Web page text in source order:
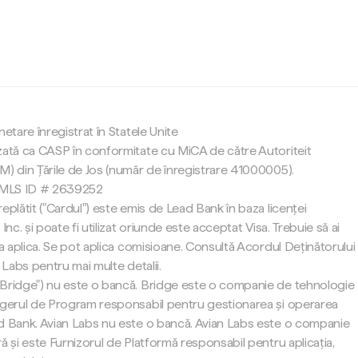
înregistrat în Statele Unite
ca CASP în conformitate cu MiCA de către Autoriteit
din Țările de Jos (număr de înregistrare 41000005).
ID # 2639252
("Cardul") este emis de Lead Bank în baza licenței
Inc. și poate fi utilizat oriunde este acceptat Visa. Trebuie să ai
aplica. Se pot aplica comisioane. Consultă Acordul Deținătorului
pentru mai multe detalii.
nu este o bancă. Bridge este o companie de tehnologie
de Program responsabil pentru gestionarea și operarea
Bank. Avian Labs nu este o bancă. Avian Labs este o companie
și este Furnizorul de Platformă responsabil pentru aplicația,